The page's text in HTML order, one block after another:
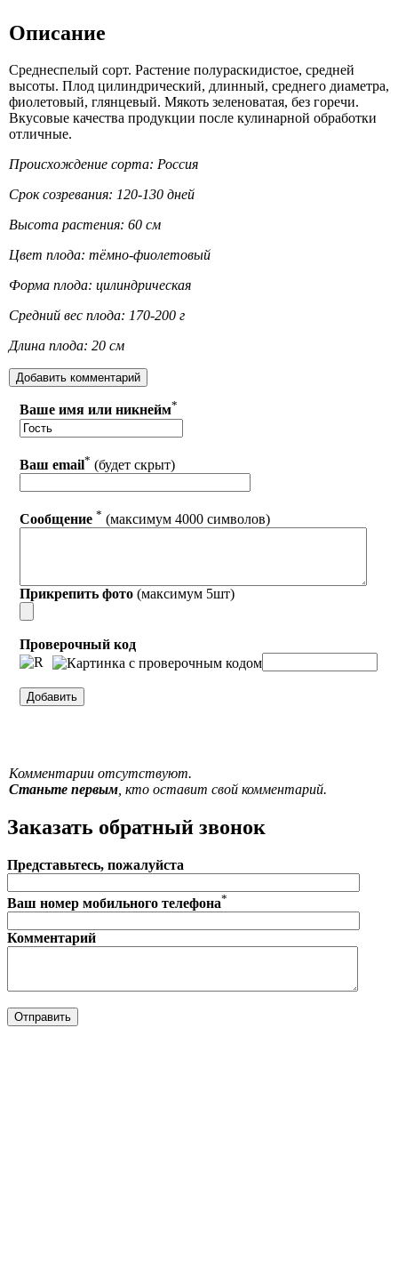
Описание
Среднеспелый сорт. Растение полураскидистое, средней
высоты. Плод цилиндрический, длинный, среднего диаметра,
фиолетовый, глянцевый. Мякоть зеленоватая, без горечи.
Вкусовые качества продукции после кулинарной обработки
отличные.
Происхождение сорта: Россия
Срок созревания: 120-130 дней
Высота растения: 60 см
Цвет плода: тёмно-фиолетовый
Форма плода: цилиндрическая
Средний вес плода: 170-200 г
Длина плода: 20 см
Ваше имя или никнейм*
Ваш email* (будет скрыт)
Сообщение * (максимум 4000 символов)
Прикрепить фото (максимум 5шт)
Проверочный код
Комментарии отсутствуют.
Станьте первым, кто оставит свой комментарий.
Заказать обратный звонок
Представьтесь, пожалуйста
Ваш номер мобильного телефона*
Комментарий